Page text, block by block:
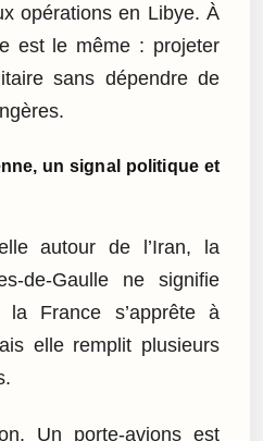
opérations en Libye. À
est le même : projeter
sans dépendre de
un signal politique et
autour de l’Iran, la
de-Gaulle ne signifie
France s’apprête à
elle remplit plusieurs
Un porte-avions est